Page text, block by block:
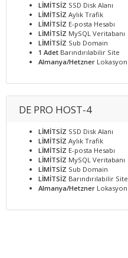
LİMİTSİZ SSD Disk Alanı
LİMİTSİZ Aylık Trafik
LİMİTSİZ E-posta Hesabı
LİMİTSİZ MySQL Veritabanı
LİMİTSİZ Sub Domain
1 Adet Barındırılabilir Site
Almanya/Hetzner Lokasyon
DE PRO HOST-4
LİMİTSİZ SSD Disk Alanı
LİMİTSİZ Aylık Trafik
LİMİTSİZ E-posta Hesabı
LİMİTSİZ MySQL Veritabanı
LİMİTSİZ Sub Domain
LİMİTSİZ Barındırılabilir Site
Almanya/Hetzner Lokasyon